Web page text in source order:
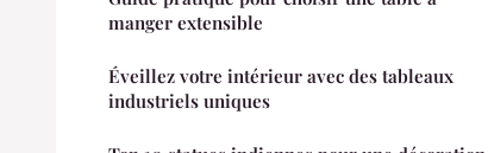
manger extensible
Éveillez votre intérieur avec des tableaux
industriels uniques